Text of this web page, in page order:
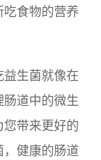
食物的营养
生菌就像在
道中的微生
带来更好的
健康的肠道